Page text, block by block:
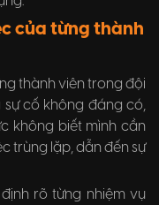
của từng thành
thành viên trong đội
cố không đáng có,
không biết mình cần
trùng lặp, dẫn đến sự
rõ từng nhiệm vụ